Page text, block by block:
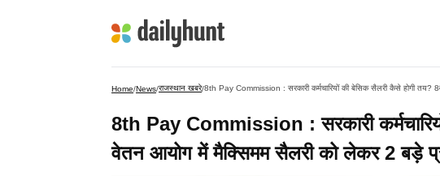
Home/News/राजस्थान खबरे/8th Pay Commission : सरकारी कर्मचारियों की बेसिक सैलरी कैसे होगी
8th Pay Commission : सरकारी
वेतन आयोग में मैक्सिमम सैलरी को लेकर 2 बड़े